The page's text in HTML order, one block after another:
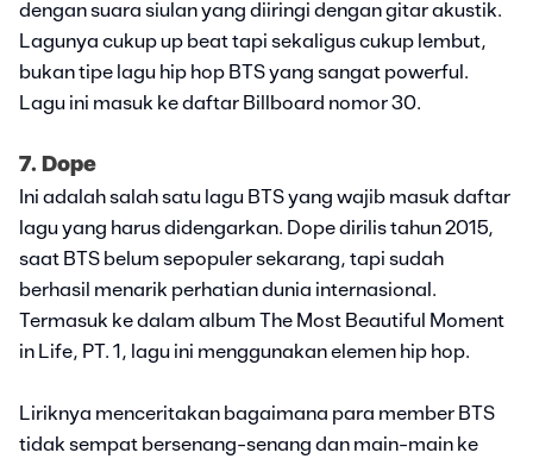
dengan suara siulan yang diiringi dengan gitar akustik.
Lagunya cukup up beat tapi sekaligus cukup lembut,
bukan tipe lagu hip hop BTS yang sangat powerful.
Lagu ini masuk ke daftar Billboard nomor 30.
7. Dope
Ini adalah salah satu lagu BTS yang wajib masuk daftar
lagu yang harus didengarkan. Dope dirilis tahun 2015,
saat BTS belum sepopuler sekarang, tapi sudah
berhasil menarik perhatian dunia internasional.
Termasuk ke dalam album The Most Beautiful Moment
in Life, PT. 1, lagu ini menggunakan elemen hip hop.
Liriknya menceritakan bagaimana para member BTS
tidak sempat bersenang-senang dan main-main ke